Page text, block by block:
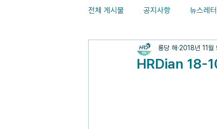
전체 게시물 공지사항 뉴스레터
HRDian 18-
룡당 해 2018년 11월